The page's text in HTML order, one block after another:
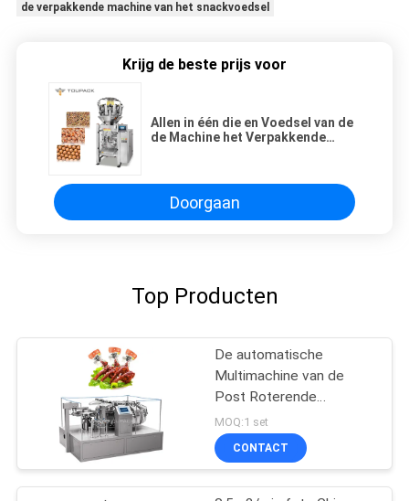
de verpakkende machine van het snackvoedsel
Krijg de beste prijs voor
Allen in één die en Voedsel van de
de Machine het Verpakkende
Doorgaan
Top Producten
De automatische
Multimachine van de
Post Roterende
Vacuümverpakking voor
Snackvoedsel
MOQ:1 set
CONTACT